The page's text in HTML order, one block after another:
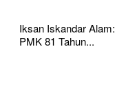
Iksan Iskandar Alam:
PMK 81 Tahun...